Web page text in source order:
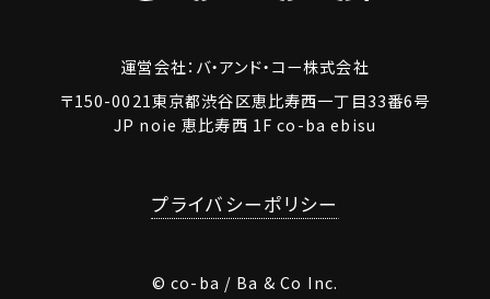
運営会社：バ・アンド・コー株式会社
〒150-0021東京都渋谷区恵比寿西一丁目33番6号
JP noie 恵比寿西 1F co-ba ebisu
プライバシーポリシー
© co-ba / Ba & Co Inc.